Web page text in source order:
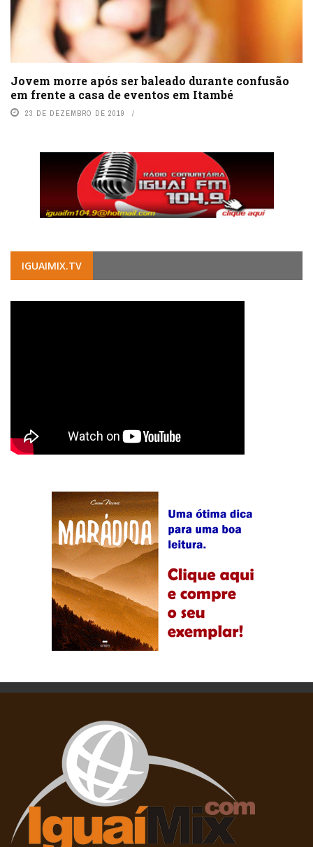
Jovem morre após ser baleado durante confusão
em frente a casa de eventos em Itambé
23 DE DEZEMBRO DE 2019
IGUAIMIX.TV